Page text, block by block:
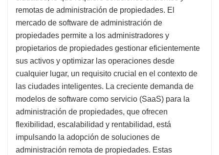
remotas de administración de propiedades. El
mercado de software de administración de
propiedades permite a los administradores y
propietarios de propiedades gestionar eficientemente
sus activos y optimizar las operaciones desde
cualquier lugar, un requisito crucial en el contexto de
las ciudades inteligentes. La creciente demanda de
modelos de software como servicio (SaaS) para la
administración de propiedades, que ofrecen
flexibilidad, escalabilidad y rentabilidad, está
impulsando la adopción de soluciones de
administración remota de propiedades. Estas